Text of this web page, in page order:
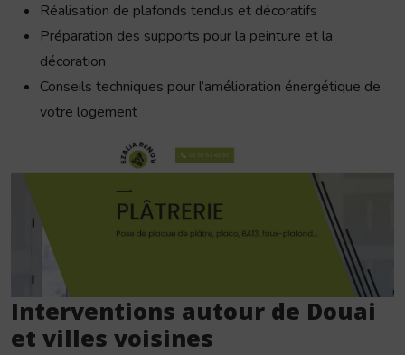
Réalisation de plafonds tendus et décoratifs
Préparation des supports pour la peinture et la
décoration
Conseils techniques pour l’amélioration énergétique de
votre logement
Interventions autour de Douai
et villes voisines